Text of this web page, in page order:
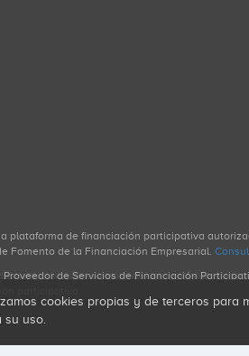
plataforma de financiación participativa
Fomento de la Financiación Empresarial.
Proveedor de Servicios de Financiación
cookies propias y de terceros para
su uso.